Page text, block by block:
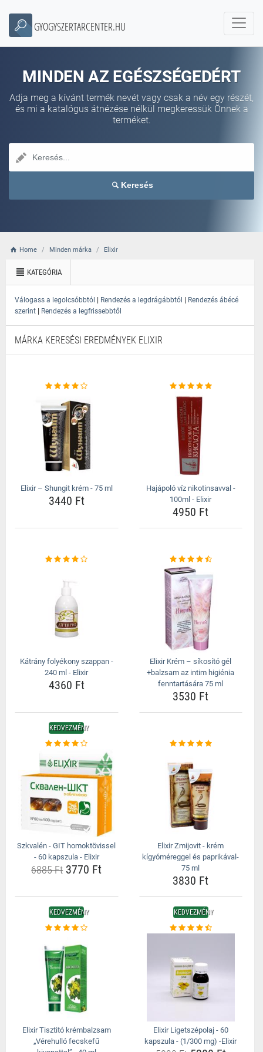
GYOGYSZERTARCENTER.HU
MINDEN AZ EGÉSZSÉGEDÉRT
Adja meg a kívánt termék nevét vagy csak a név egy részét,
és mi a katalógus átnézése nélkül megkeressük Önnek a
terméket.
Keresés
Home Minden márka Elixir
KATEGÓRIA
Válogass a legolcsóbbtól | Rendezés a legdrágábbtól | Rendezés ábécé
szerint | Rendezés a legfrissebbtől
MÁRKA KERESÉSI EREDMÉNYEK ELIXIR
Elixir – Shungit krém - 75 ml
3440 Ft
Hajápoló víz nikotinsavval -
100ml - Elixir
4950 Ft
Kátrány folyékony szappan -
240 ml - Elixir
4360 Ft
Elixir Krém – síkosító gél
+balzsam az intim higiénia
fenntartására 75 ml
3530 Ft
KEDVEZMÉNY
Szkvalén - GIT homoktövissel
- 60 kapszula - Elixir
6885 Ft3770 Ft
Elixir Zmijovit - krém
kígyóméreggel és paprikával-
75 ml
3830 Ft
KEDVEZMÉNY
Elixir Tisztitó krémbalzsam
„Vérehulló fecskefű
KEDVEZMÉNY
Elixir Ligetszépolaj - 60
kapszula - (1/300 mg) -Elixir